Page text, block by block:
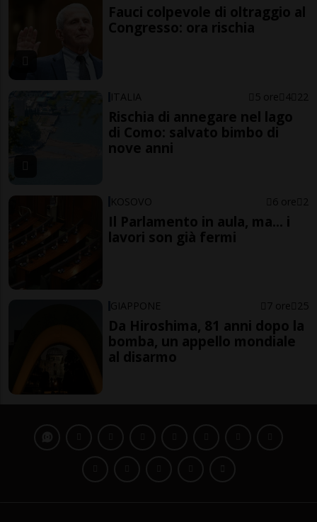
Fauci colpevole di oltraggio al
Congresso: ora rischia
ITALIA 5 ore 4 22
Rischia di annegare nel lago
di Como: salvato bimbo di
nove anni
KOSOVO 6 ore 2
Il Parlamento in aula, ma... i
lavori son già fermi
GIAPPONE 7 ore 25
Da Hiroshima, 81 anni dopo la
bomba, un appello mondiale
al disarmo